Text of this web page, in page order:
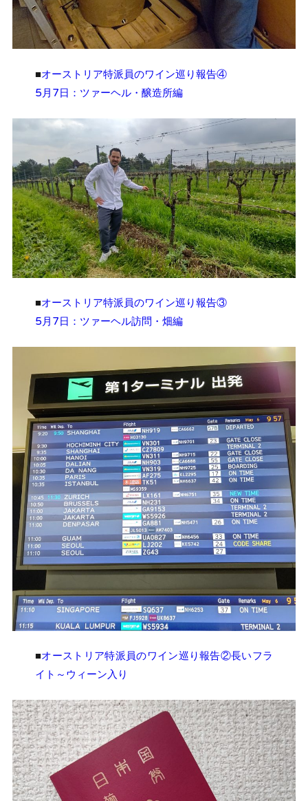
■オーストリア特派員のワイン巡り報告④
5月7日：ツァーヘル・醸造所編
■オーストリア特派員のワイン巡り報告③
5月7日：ツァーヘル訪問・畑編
■オーストリア特派員のワイン巡り報告②長いフラ
イト～ウィーン入り